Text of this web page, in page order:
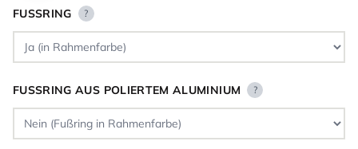
FUSSRING ?
FUSSRING AUS POLIERTEM ALUMINIUM ?